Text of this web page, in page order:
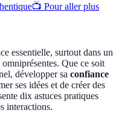
📺 Pour aller plus
essentielle, surtout dans un
Que ce soit
développer sa confiance
ses idées et de créer des
dix astuces pratiques
interactions.